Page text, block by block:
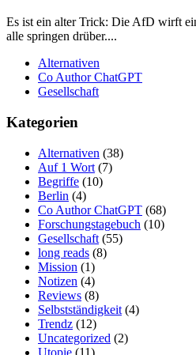
Es ist ein alter Trick: Die AfD wirft
alle springen drüber....
Alternativen
Co Author ChatGPT
Gesellschaft
Kategorien
Alternativen (38)
Auf 1 Wort (7)
Begriffe (10)
Berlin (4)
Co Author ChatGPT (68)
Forschungstagebuch (10)
Gesellschaft (55)
long reads (8)
Mission (1)
Notizen (4)
Reviews (8)
Selbstständigkeit (4)
Trendz (12)
Uncategorized (2)
Utopie (11)